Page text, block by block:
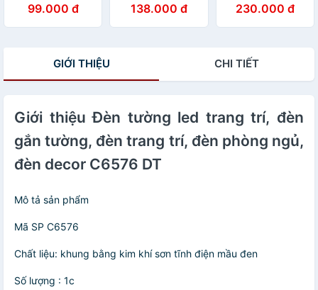
quét tia, chớp
nháy, đổi màu
chuyên nghiệp
99.000 đ
sáng vàng nắng
hiện đại
138.000 đ
ăn, phòng khách,
phòng ngủ. KÈM
230.000 đ
GIỚI THIỆU CHI TIẾT
Giới thiệu Đèn tường led trang trí, đèn
gắn tường, đèn trang trí, đèn phòng ngủ,
đèn decor C6576 DT
Mô tả sản phẩm
Mã SP C6576
Chất liệu: khung bằng kim khí sơn tĩnh điện mầu đen
Số lượng : 1c